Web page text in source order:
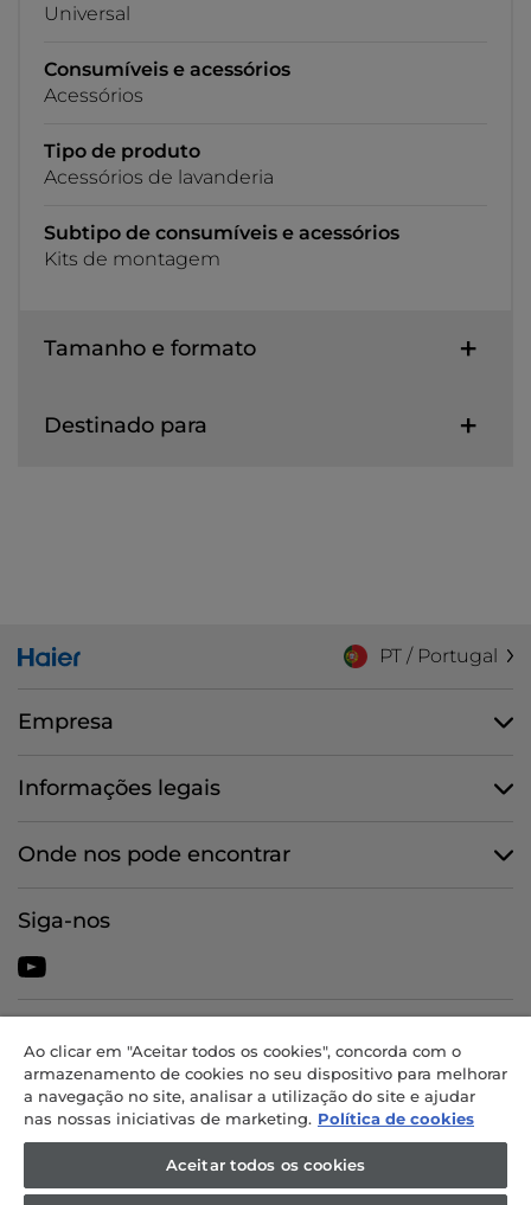
Universal
Consumíveis e acessórios
Acessórios
Tipo de produto
Acessórios de lavanderia
Subtipo de consumíveis e acessórios
Kits de montagem
Tamanho e formato
Destinado para
PT / Portugal
Empresa
Informações legais
Onde nos pode encontrar
Siga-nos
Comolli, 57 - 20861 Brugherio (MB) - Itália - SEDES
ADMINISTRATIVAS: Via Privata Eden Fumagalli snc - 20861 Brugherio
(MB) e Via Trento n. 20/A-22 - 20871 Vimercate (MB) - Itália - Tel.:
EUR integralmente realizado - Cód. fiscal e n.º de inscrição na
Conservatória do Registo Comercial de Milão-Monza-Brianza-Lodi
Ao clicar em "Aceitar todos os cookies", concorda com o
armazenamento de cookies no seu dispositivo para melhorar
a navegação no site, analisar a utilização do site e ajudar
nas nossas iniciativas de marketing. Política de cookies
Aceitar todos os cookies